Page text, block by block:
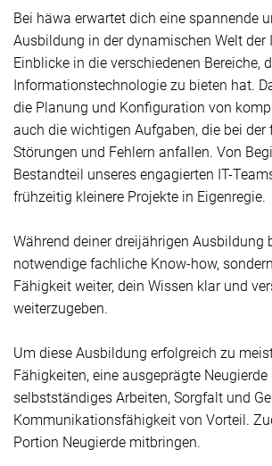
Bei häwa erwartet dich eine spannende
Ausbildung in der dynamischen Welt der
Einblicke in die verschiedenen Bereiche,
Informationstechnologie zu bieten hat.
die Planung und Konfiguration von
auch die wichtigen Aufgaben, die bei
Störungen und Fehlern anfallen. Von
Bestandteil unseres engagierten IT-
frühzeitig kleinere Projekte in Eigenregie.
Während deiner dreijährigen
notwendige fachliche Know-how,
Fähigkeit weiter, dein Wissen klar und
weiterzugeben.
Um diese Ausbildung erfolgreich zu
Fähigkeiten, eine ausgeprägte
selbstständiges Arbeiten, Sorgfalt und
Kommunikationsfähigkeit von Vorteil.
Portion Neugierde mitbringen.